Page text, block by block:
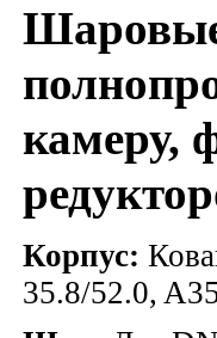
камеру,
Корпус:
35.8/52.0,